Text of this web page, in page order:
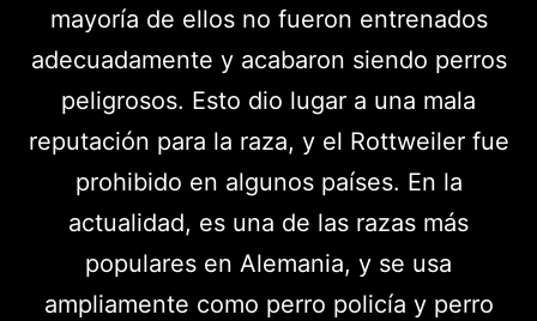
mayoría de ellos no fueron entrenados
adecuadamente y acabaron siendo perros
peligrosos. Esto dio lugar a una mala
reputación para la raza, y el Rottweiler fue
prohibido en algunos países. En la
actualidad, es una de las razas más
populares en Alemania, y se usa
ampliamente como perro policía y perro